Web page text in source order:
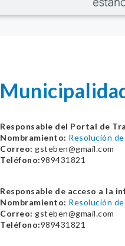
Responsable del Portal de
Nombramiento: Resolución
Correo: gsteben@gmail.com
Teléfono:989431821
Responsable de acceso a la
Nombramiento: Resolución
Correo: gsteben@gmail.com
Teléfono:989431821